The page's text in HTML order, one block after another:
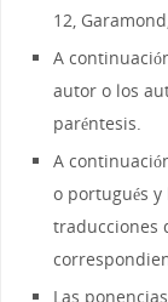
12, Garamond,
A
autor o los
paréntesis.
A
o portugués y
traducciones
Las